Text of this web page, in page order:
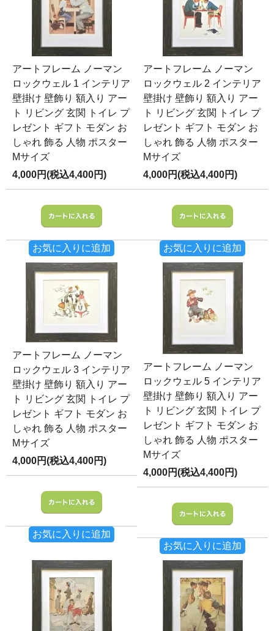
アートフレーム ノーマン
ロックウェル 1 インテリア
壁掛け 壁飾り 額入り アー
ト リビング 玄関 トイレ プ
レゼント ギフト モダン お
しゃれ 飾る 人物 ポスター
Mサイズ
4,000円(税込4,400円)
お気に入りに追加
アートフレーム ノーマン
ロックウェル 2 インテリア
壁掛け 壁飾り 額入り アー
ト リビング 玄関 トイレ プ
レゼント ギフト モダン お
しゃれ 飾る 人物 ポスター
Mサイズ
4,000円(税込4,400円)
お気に入りに追加
アートフレーム ノーマン
ロックウェル 3 インテリア
壁掛け 壁飾り 額入り アー
ト リビング 玄関 トイレ プ
レゼント ギフト モダン お
しゃれ 飾る 人物 ポスター
Mサイズ
4,000円(税込4,400円)
お気に入りに追加
アートフレーム ノーマン
ロックウェル 5 インテリア
壁掛け 壁飾り 額入り アー
ト リビング 玄関 トイレ プ
レゼント ギフト モダン お
しゃれ 飾る 人物 ポスター
Mサイズ
4,000円(税込4,400円)
お気に入りに追加